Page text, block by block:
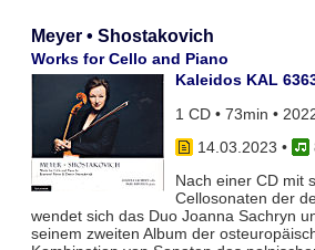
Meyer • Shostakovich
Works for Cello and Piano
Kaleidos KAL
1 CD • 73min •
14.03.2023 •
Nach einer CD mit
Cellosonaten der
wendet sich das Duo Joanna Sachryn
seinem zweiten Album der